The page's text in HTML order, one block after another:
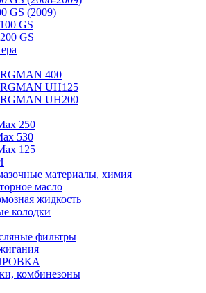
GS (2009)
GS
GS
400
UH125
UH200
250
530
125
материалы, химия
масло
жидкость
колодки
фильтры
комбинезоны